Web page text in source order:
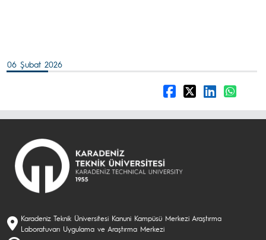
06 Şubat 2026
Karadeniz Teknik Üniversitesi Kanuni Kampüsü Merkezi Araştırma
Laboratuvarı Uygulama ve Araştırma Merkezi